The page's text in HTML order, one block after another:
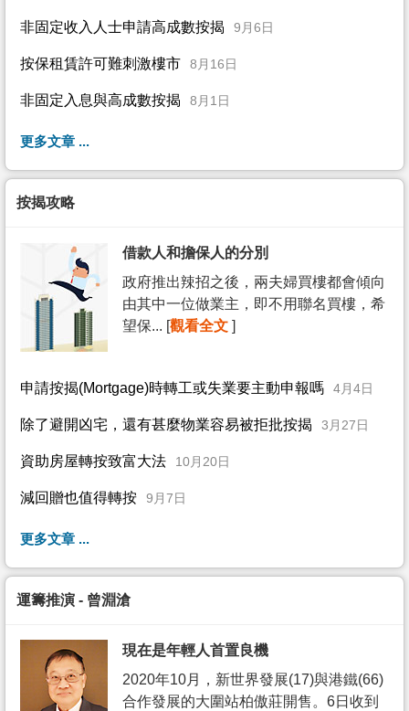
非固定收入人士申請高成數按揭 9月6日
按保租賃許可難刺激樓市 8月16日
非固定入息與高成數按揭 8月1日
更多文章 ...
按揭攻略
借款人和擔保人的分別
政府推出辣招之後，兩夫婦買樓都會傾向
由其中一位做業主，即不用聯名買樓，希
望保... [觀看全文 ]
申請按揭(Mortgage)時轉工或失業要主動申報嗎 4月4日
除了避開凶宅，還有甚麼物業容易被拒批按揭 3月27日
資助房屋轉按致富大法 10月20日
減回贈也值得轉按 9月7日
更多文章 ...
運籌推演 - 曾淵滄
現在是年輕人首置良機
2020年10月，新世界發展(17)與港鐵(66)
合作發展的大圍站柏傲莊開售。6日收到